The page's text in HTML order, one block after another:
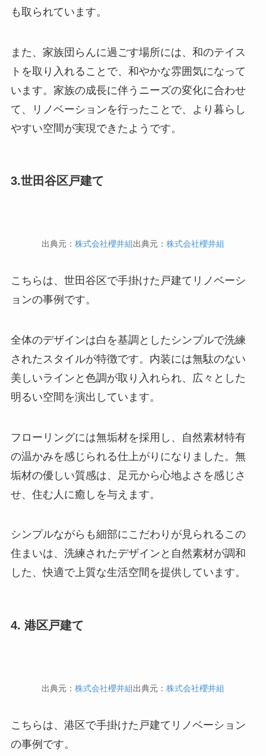
も取られています。
また、家族団らんに過ごす場所には、和のテイス
トを取り入れることで、和やかな雰囲気になって
います。家族の成長に伴うニーズの変化に合わせ
て、リノベーションを行ったことで、より暮らし
やすい空間が実現できたようです。
3.世田谷区戸建て
出典元： 株式会社櫻井組出典元： 株式会社櫻井組
こちらは、世田谷区で手掛けた戸建てリノベーシ
ョンの事例です。
全体のデザインは白を基調としたシンプルで洗練
されたスタイルが特徴です。内装には無駄のない
美しいラインと色調が取り入れられ、広々とした
明るい空間を演出しています。
フローリングには無垢材を採用し、自然素材特有
の温かみを感じられる仕上がりになりました。無
垢材の優しい質感は、足元から心地よさを感じさ
せ、住む人に癒しを与えます。
シンプルながらも細部にこだわりが見られるこの
住まいは、洗練されたデザインと自然素材が調和
した、快適で上質な生活空間を提供しています。
4. 港区戸建て
出典元： 株式会社櫻井組出典元： 株式会社櫻井組
こちらは、港区で手掛けた戸建てリノベーション
の事例です。